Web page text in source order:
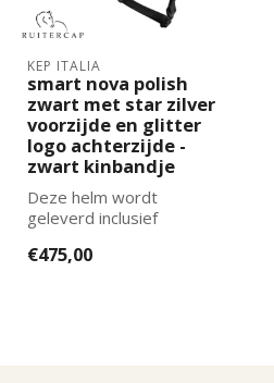
KEP ITALIA
smart nova polish
zwart met star zilver
voorzijde en glitter
logo achterzijde -
zwart kinbandje
Deze helm wordt
geleverd inclusief
maat binnenvoering k...
€475,00